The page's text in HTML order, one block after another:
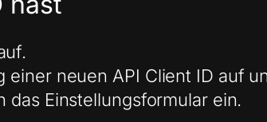
neuen API Client ID auf
das Einstellungsformular ein.